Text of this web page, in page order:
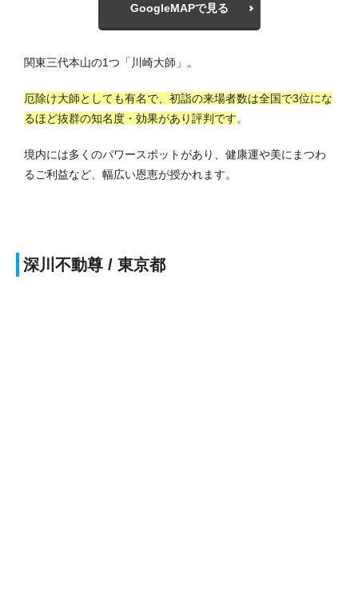
GoogleMAPで見る
関東三代本山の1つ「川崎大師」。
厄除け大師としても有名で、初詣の来場者数は全国で3位にな
るほど抜群の知名度・効果があり評判です。
境内には多くのパワースポットがあり、健康運や美にまつわ
るご利益など、幅広い恩恵が授かれます。
深川不動尊 / 東京都